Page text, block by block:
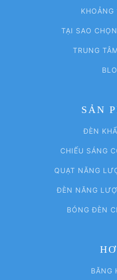
KHOẢNG
TẠI SAO
TRUNG
SẢN
ĐÈN
CHIẾU SÁNG
QUẠT NĂNG
ĐÈN NĂNG
BÓNG ĐÈN
BĂNG